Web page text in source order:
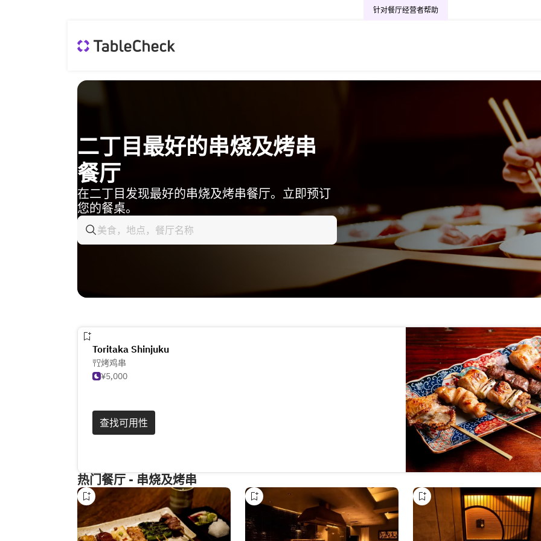
针对餐厅经营者帮助
二丁目最好的串烧及烤串
餐厅
在二丁目发现最好的串烧及烤串餐厅。立即预订
您的餐桌。
Toritaka Shinjuku
烤鸡串
¥5,000
查找可用性
热门餐厅 - 串烧及烤串